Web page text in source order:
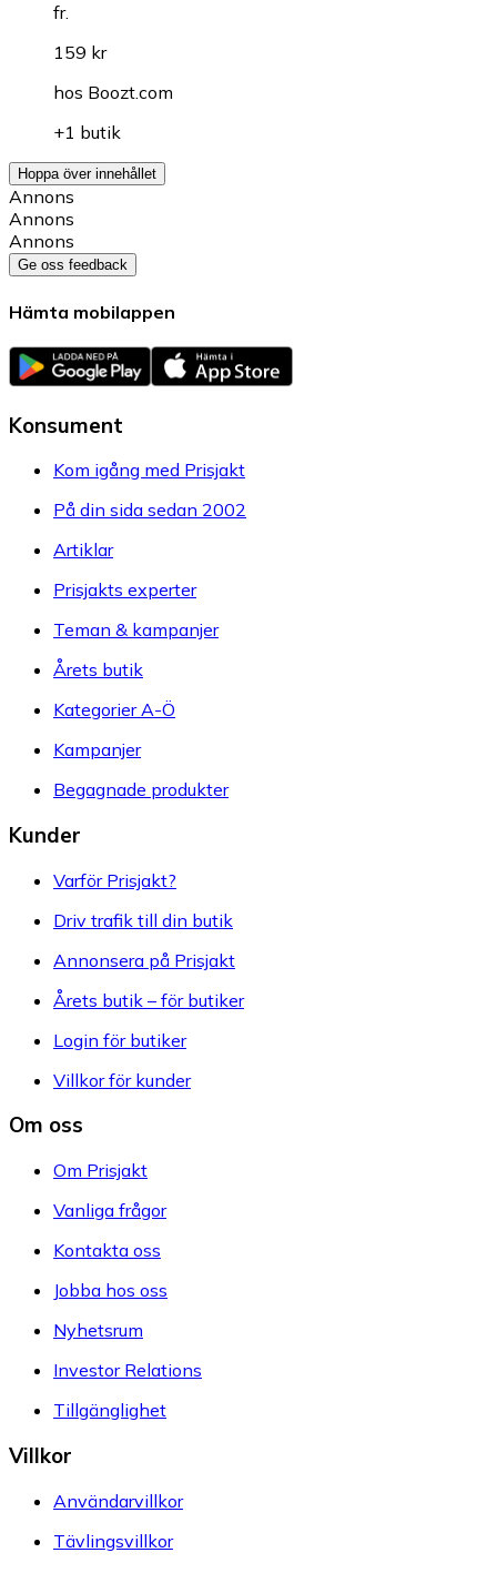
fr.
159 kr
hos Boozt.com
+1 butik
Hoppa över innehållet
Annons
Annons
Annons
Ge oss feedback
Hämta mobilappen
Konsument
Kom igång med Prisjakt
På din sida sedan 2002
Artiklar
Prisjakts experter
Teman & kampanjer
Årets butik
Kategorier A-Ö
Kampanjer
Begagnade produkter
Kunder
Varför Prisjakt?
Driv trafik till din butik
Annonsera på Prisjakt
Årets butik – för butiker
Login för butiker
Villkor för kunder
Om oss
Om Prisjakt
Vanliga frågor
Kontakta oss
Jobba hos oss
Nyhetsrum
Investor Relations
Tillgänglighet
Villkor
Användarvillkor
Tävlingsvillkor